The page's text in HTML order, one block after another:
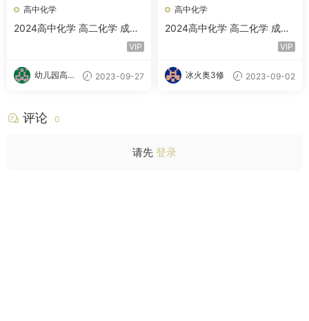
高中化学
2024高中化学 高二化学 成功
VIP
幼儿园高材
2023-09-27
高中化学
2024高中化学 高二化学 成功
VIP
冰火奥3修 2023-09-02
评论 0
请先 登录